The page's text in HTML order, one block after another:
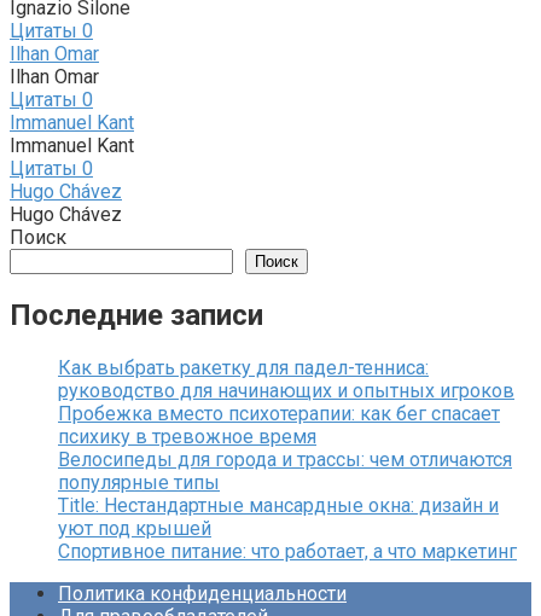
Ignazio Silone
Цитаты 0
Ilhan Omar
Ilhan Omar
Цитаты 0
Immanuel Kant
Immanuel Kant
Цитаты 0
Hugo Chávez
Hugo Chávez
Поиск
Поиск
Последние записи
Как выбрать ракетку для падел-тенниса:
руководство для начинающих и опытных игроков
Пробежка вместо психотерапии: как бег спасает
психику в тревожное время
Велосипеды для города и трассы: чем отличаются
популярные типы
Title: Нестандартные мансардные окна: дизайн и
уют под крышей
Спортивное питание: что работает, а что маркетинг
Политика конфиденциальности